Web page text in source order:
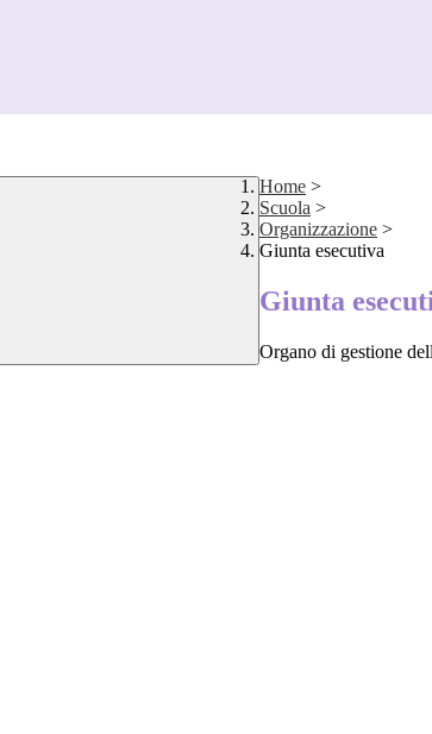
Home >
Scuola >
Organizzazione >
Giunta esecutiva
Giunta
Organo di gestione